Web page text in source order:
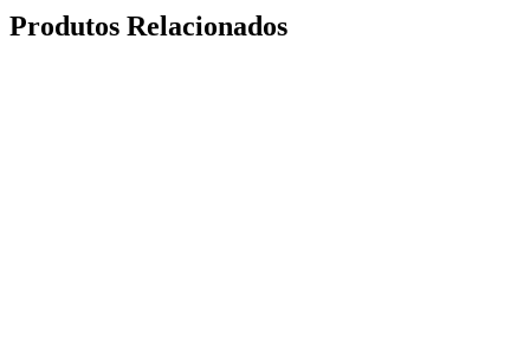
Produtos Relacionados